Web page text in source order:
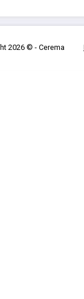
2026 © - Cerema